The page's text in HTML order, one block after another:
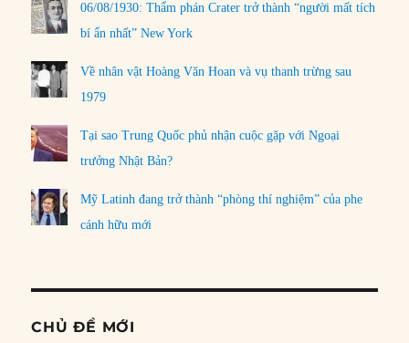
06/08/1930: Thẩm phán Crater trở thành “người mất tích
bí ẩn nhất” New York
Về nhân vật Hoàng Văn Hoan và vụ thanh trừng sau
1979
Tại sao Trung Quốc phủ nhận cuộc gặp với Ngoại
trưởng Nhật Bản?
Mỹ Latinh đang trở thành “phòng thí nghiệm” của phe
cánh hữu mới
CHỦ ĐỀ MỚI